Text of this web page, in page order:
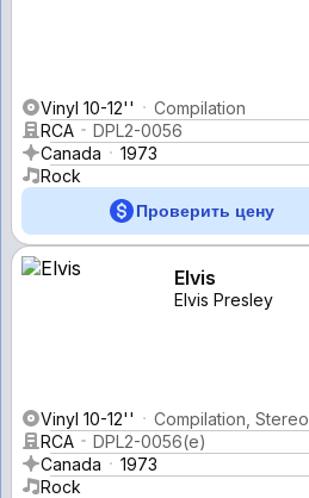
Vinyl 10-12''
Compilation
RCA
DPL2-0056
Canada
1973
Rock
Проверить цену
Elvis
Elvis Presley
Vinyl 10-12''
Compilation, Stereo
RCA
DPL2-0056(e)
Canada
1973
Rock